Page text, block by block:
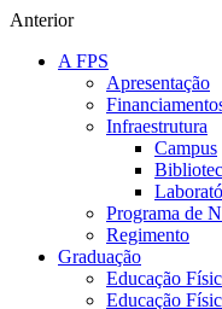
Anterior
A FPS
Apresentação
Infraestrutura
Campus
Programa de
Regimento
Graduação
Educação
Educação